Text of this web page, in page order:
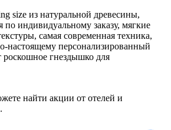
size из натуральной древесины,
по индивидуальному заказу, мягкие
самая современная техника,
настоящему персонализированный
роскошное гнездышко для
найти акции от отелей и